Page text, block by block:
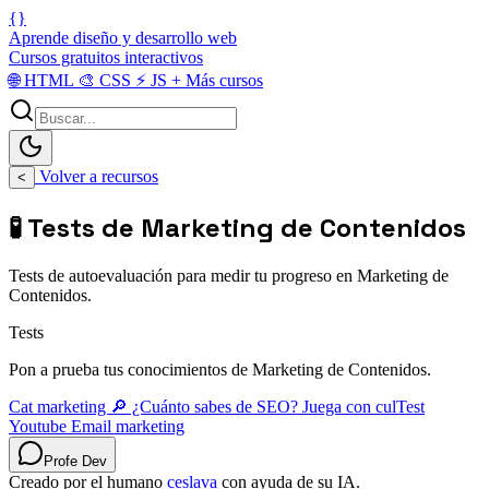
{}
Aprende diseño y desarrollo web
Cursos gratuitos interactivos
🌐HTML 🎨 CSS ⚡ JS + Más cursos
< Volver a recursos
🧪 Tests de Marketing de Contenidos
Tests de autoevaluación para medir tu progreso en Marketing de
Contenidos.
Tests
Pon a prueba tus conocimientos de Marketing de Contenidos.
Cat marketing 🔎 ¿Cuánto sabes de SEO? Juega con culTest
Youtube Email marketing
Profe Dev
Creado por el humano ceslava con ayuda de su IA.